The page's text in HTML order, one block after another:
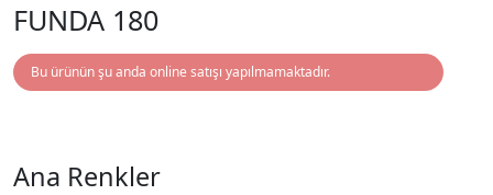
FUNDA 180
Bu ürünün şu anda online satışı yapılmamaktadır.
Ana Renkler